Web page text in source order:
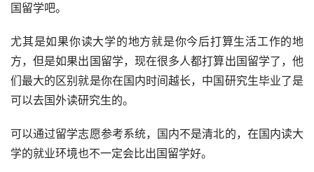
国留学吧。
尤其是如果你读大学的地方就是你今后打算生活工作的地
方，但是如果出国留学，现在很多人都打算出国留学了，他
们最大的区别就是你在国内时间越长，中国研究生毕业了是
可以去国外读研究生的。
可以通过留学志愿参考系统，国内不是清北的，在国内读大
学的就业环境也不一定会比出国留学好。